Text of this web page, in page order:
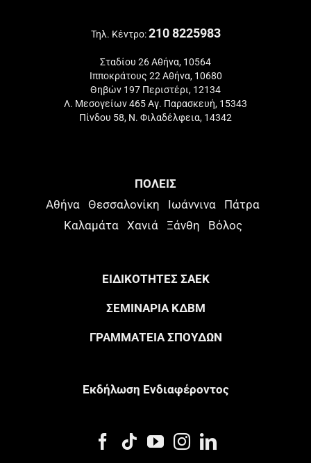
Τηλ. Κέντρο:210 8225983
Σταδίου 26 Αθήνα, 10564
Ιπποκράτους 22 Αθήνα, 10680
Θηβών 197 Περιστέρι, 12134
Λ. Μεσογείων 465 Αγ. Παρασκευή, 15343
Πίνδου 58, Ν. Φιλαδέλφεια, 14342
ΠΟΛΕΙΣ
Αθήνα Θεσσαλονίκη Ιωάννινα
Πάτρα
Καλαμάτα
Χανιά Ξάνθη Βόλος
ΕΙΔΙΚΟΤΗΤΕΣ ΣΑΕΚ
ΣΕΜΙΝΑΡΙΑ ΚΔΒΜ
ΓΡΑΜΜΑΤΕΙΑ ΣΠΟΥΔΩΝ
Eκδήλωση Eνδιαφέροντος